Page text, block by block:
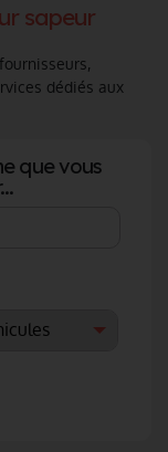
sapeur
dédiés aux
que vous